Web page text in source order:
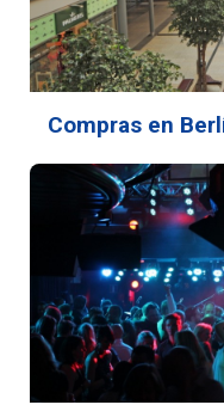
Compras en